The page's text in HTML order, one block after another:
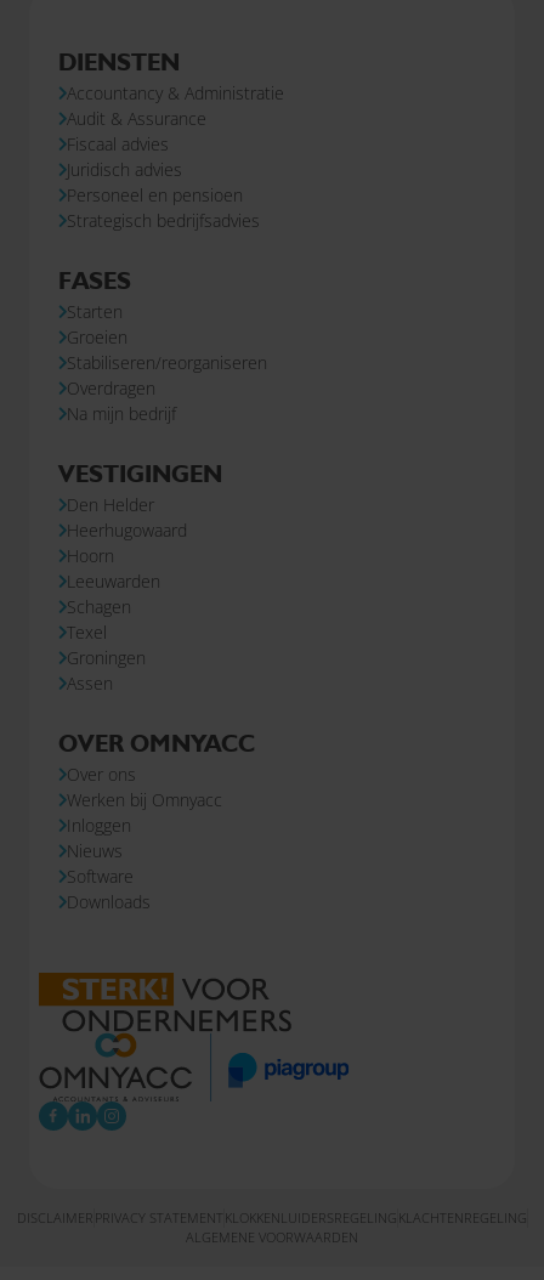
DIENSTEN
Accountancy & Administratie
Audit & Assurance
Fiscaal advies
Juridisch advies
Personeel en pensioen
Strategisch bedrijfsadvies
FASES
Starten
Groeien
Stabiliseren/reorganiseren
Overdragen
Na mijn bedrijf
VESTIGINGEN
Den Helder
Heerhugowaard
Hoorn
Leeuwarden
Schagen
Texel
Groningen
Assen
OVER OMNYACC
Over ons
Werken bij Omnyacc
Inloggen
Nieuws
Software
Downloads
DISCLAIMER PRIVACY STATEMENT KLOKKENLUIDERSREGELING KLACHTENREGELING
ALGEMENE VOORWAARDEN